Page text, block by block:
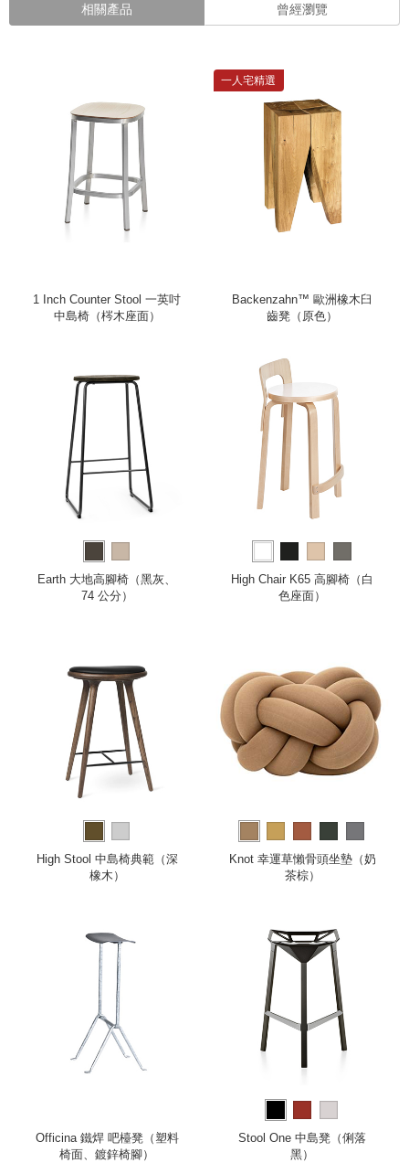
相關產品 曾經瀏覽
1 Inch Counter Stool 一英吋
中島椅（梣木座面）
一人宅精選
Backenzahn™ 歐洲橡木臼
齒凳（原色）
Earth 大地高腳椅（黑灰、
74 公分）
High Chair K65 高腳椅（白
色座面）
High Stool 中島椅典範（深
橡木）
Knot 幸運草懶骨頭坐墊（奶
茶棕）
Officina 鐵焊 吧檯凳（塑料
椅面、鍍鋅椅腳）
Stool One 中島凳（俐落
黑）